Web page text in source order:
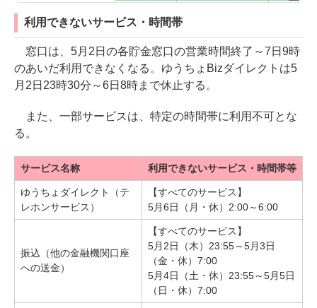
利用できないサービス・時間帯
窓口は、5月2日の各貯金窓口の営業時間終了～7日9時
のあいだ利用できなくなる。ゆうちょBizダイレクトは5
月2日23時30分～6日8時まで休止する。
また、一部サービスは、特定の時間帯に利用不可とな
る。
サービス名称 利用できないサービス・時間帯等
ゆうちょダイレクト（テ
レホンサービス）
【すべてのサービス】
5月6日（月・休）2:00～6:00
振込（他の金融機関口座
への送金）
【すべてのサービス】
5月2日（木）23:55～5月3日
（金・休）7:00
5月4日（土・休）23:55～5月5日
（日・休）7:00